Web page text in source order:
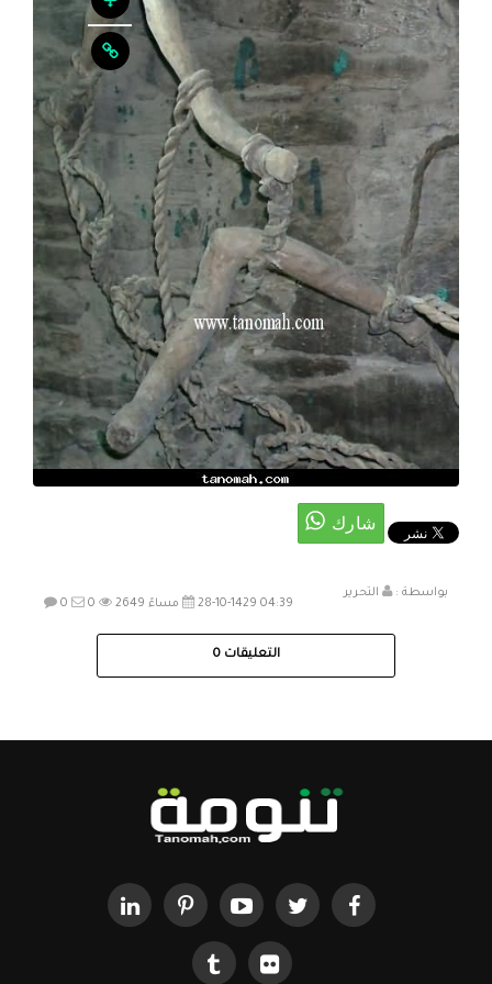
بواسطة :
التحرير
28-10-1429 04:39 مساءً
0 0 2649
التعليقات 0